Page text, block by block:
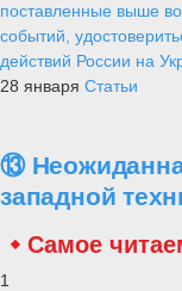
поставленные выше
событий,
действий России на
28 января Статьи
⑬
западной
Самое
1